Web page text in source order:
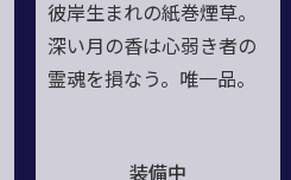
彼岸生まれの紙巻煙草。
深い月の香は心弱き者の
霊魂を損なう。唯一品。
装備中